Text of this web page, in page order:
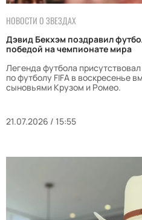
НОВОСТИ О ЗВЕЗДАХ
Дэвид Бекхэм поздравил
победой на чемпионате мира
Легенда футбола
по футболу FIFA в воскресенье
сыновьями Крузом и Ромео.
21.07.2026 / 15:55